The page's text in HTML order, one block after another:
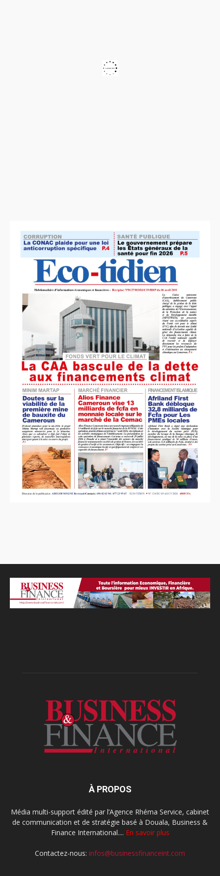
À PROPOS
Média multi-support édité par l’Agence Rhéma Service, cabinet
de communication et de stratégie basé à Douala, Business &
Finance International.... En savoir plus
Contactez-nous: infos@businessfinanceint.com